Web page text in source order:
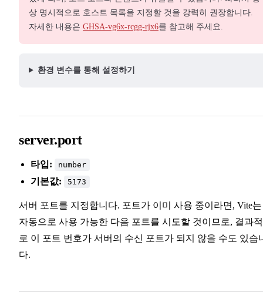
상 명시적으로 호스트 목록을 지정할 것을 강력히 권장합니다.
자세한 내용은 GHSA-vg6x-rcgg-rjx6를 참고해 주세요.
환경 변수를 통해 설정하기
server.port
타입: number
기본값: 5173
서버 포트를 지정합니다. 포트가 이미 사용 중이라면, Vite는
자동으로 사용 가능한 다음 포트를 시도할 것이므로, 결과
로 이 포트 번호가 서버의 수신 포트가 되지 않을 수도 있습
다.